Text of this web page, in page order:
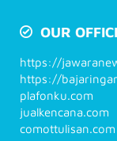
OUR
https://
https://
plafonku.com
jualkencana.com
comottulisan.com